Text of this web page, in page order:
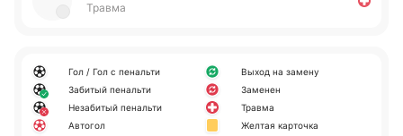
Травма
Гол / Гол с пенальти
Забитый пенальти
Незабитый пенальти
Автогол
Выход на замену
Заменен
Травма
Желтая карточка